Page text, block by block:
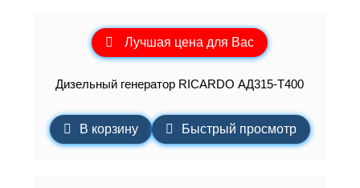
Лучшая цена для Вас
Дизельный генератор RICARDO АД315-Т400
В корзину Быстрый просмотр